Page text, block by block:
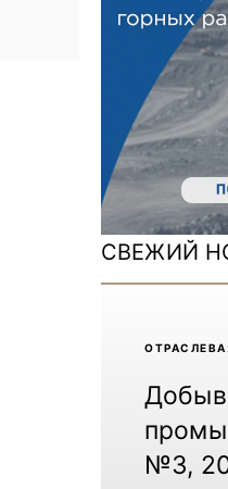
Уголь России и Майнинг
Рудник 2024 | Обзор
В помощь шахтёру 2024
Уголь России и Майнинг
Mining World Russia 2024
СВЕЖИЙ
№3,